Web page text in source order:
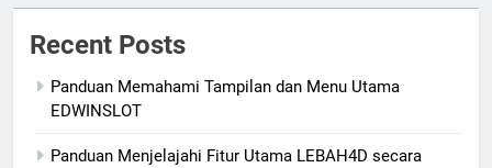
Recent Posts
Panduan Memahami Tampilan dan Menu Utama
EDWINSLOT
Panduan Menjelajahi Fitur Utama LEBAH4D secara